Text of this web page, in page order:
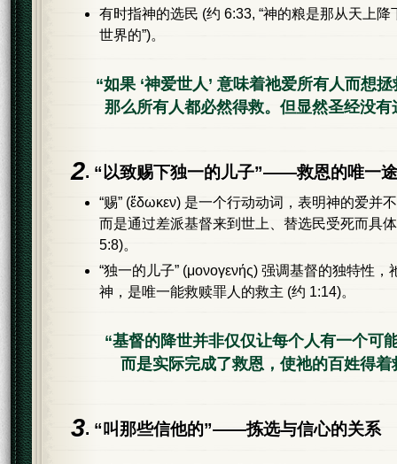
有时指神的选民 (约 6:33, “神的粮是那从天上降
世界的”)。
“如果 ‘神爱世人’ 意味着祂爱所有人而想
那么所有人都必然得救。但显然圣经没有
2. “以致赐下独一的儿子”——救恩的唯一
“赐” (ἔδωκεν) 是一个行动动词，表明神的爱并
而是通过差派基督来到世上、替选民受死而具
5:8)。
“独一的儿子” (μονογενής) 强调基督的独特性，
神，是唯一能救赎罪人的救主 (约 1:14)。
“基督的降世并非仅仅让每个人有一个可
而是实际完成了救恩，使祂的百姓得着
3. “叫那些信他的”——拣选与信心的关系